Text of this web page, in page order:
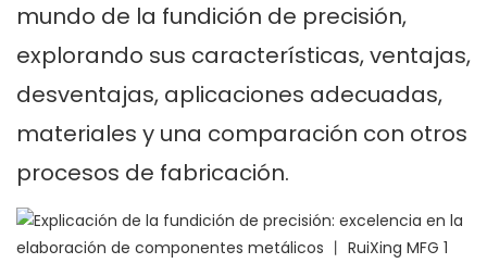
mundo de la fundición de precisión,
explorando sus características, ventajas,
desventajas, aplicaciones adecuadas,
materiales y una comparación con otros
procesos de fabricación.